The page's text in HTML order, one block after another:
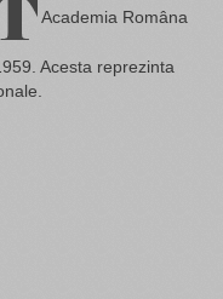
Academia Româna
Acesta reprezinta